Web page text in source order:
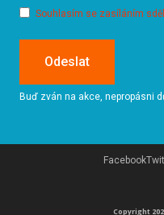
Souhlasím se zasíláním
Odeslat
Buď zván na akce, nepropásni
Copyright
Facebook